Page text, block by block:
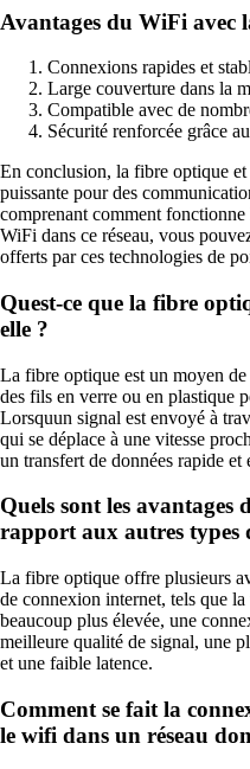
Avantages du WiFi avec
Connexions rapides et
Large couverture dans la
Compatible avec de
Sécurité renforcée grâce
En conclusion, la fibre optique
puissante pour des
comprenant comment
WiFi dans ce réseau, vous
offerts par ces technologies de
Quest-ce que la fibre
elle ?
La fibre optique est un moyen
des fils en verre ou en plastique
Lorsquun signal est envoyé à
qui se déplace à une vitesse
un transfert de données rapide et
Quels sont les
rapport aux autres types
La fibre optique offre plusieurs
de connexion internet, tels que
beaucoup plus élevée, une
meilleure qualité de signal, une
et une faible latence.
Comment se fait la
le wifi dans un réseau